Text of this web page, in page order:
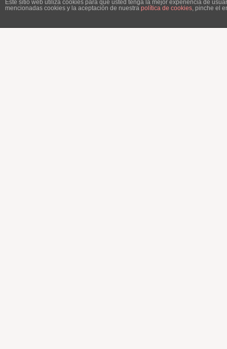
Este sitio web utiliza cookies para que usted tenga la mejor experiencia de
mencionadas cookies y la aceptación de nuestra política de cookies, pinche el